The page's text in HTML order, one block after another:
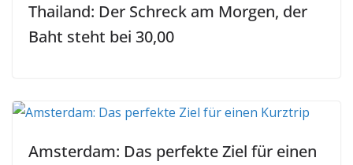
Thailand: Der Schreck am Morgen, der
Baht steht bei 30,00
Amsterdam: Das perfekte Ziel für einen